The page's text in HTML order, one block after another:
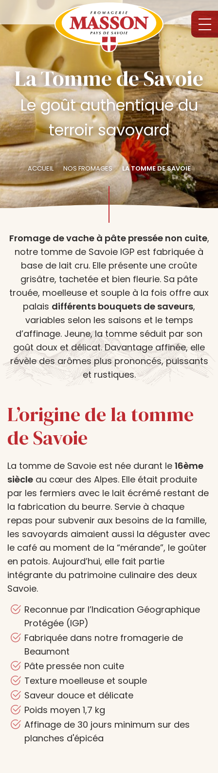
La Tomme de Savoie
Le goût authentique du
terroir savoyard
ACCUEIL NOS FROMAGES LA TOMME DE SAVOIE
Fromage de vache à pâte pressée non cuite,
notre tomme de Savoie IGP est fabriquée à
base de lait cru. Elle présente une croûte
grisâtre, tachetée et bien fleurie. Sa pâte
trouée, moelleuse et souple à la fois offre aux
palais différents bouquets de saveurs,
variables selon les saisons et le temps
d’affinage. Jeune, la tomme séduit par son
goût doux et délicat. Davantage affinée, elle
révèle des arômes plus prononcés, puissants
et rustiques.
L’origine de la tomme
de Savoie
La tomme de Savoie est née durant le 16ème
siècle au cœur des Alpes. Elle était produite
par les fermiers avec le lait écrémé restant de
la fabrication du beurre. Servie à chaque
repas pour subvenir aux besoins de la famille,
les savoyards aimaient aussi la déguster avec
le café au moment de la “mérande”, le goûter
en patois. Aujourd’hui, elle fait partie
intégrante du patrimoine culinaire des deux
Savoie.
Reconnue par l’Indication Géographique
Protégée (IGP)
Fabriquée dans notre fromagerie de
Beaumont
Pâte pressée non cuite
Texture moelleuse et souple
Saveur douce et délicate
Poids moyen 1,7 kg
Affinage de 30 jours minimum sur des
planches d'épicéa